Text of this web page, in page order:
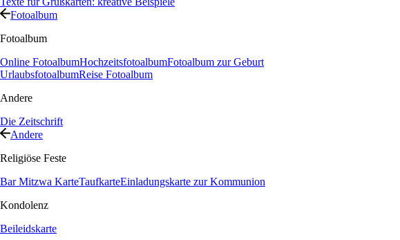
Fotoalbum
Fotoalbum
Online FotoalbumHochzeitsfotoalbumFotoalbum zur Geburt
UrlaubsfotoalbumReise Fotoalbum
Andere
Die Zeitschrift
Andere
Religiöse Feste
Bar Mitzwa KarteTaufkarteEinladungskarte zur Kommunion
Kondolenz
Beileidskarte